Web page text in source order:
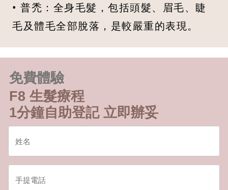
• 普禿：全身毛髮，包括頭髮、眉毛、睫
毛及體毛全部脫落，是較嚴重的表現。
免費體驗
F8 生髮療程
1分鐘自助登記 立即辦妥